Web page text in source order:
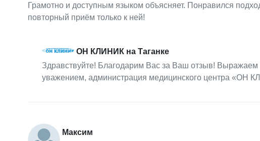
Грамотно и доступным языком объясняет. Понравился
повторный приём только к ней!
ОН КЛИНИК на Таганке
Здравствуйте! Благодарим Вас за Ваш отзыв!
уважением, администрация медицинского центра «ОН
Максим